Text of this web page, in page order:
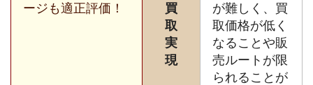
ージも適正評価！
買
取
実
現
が難しく、買
取価格が低く
なることや販
売ルートが限
られることが